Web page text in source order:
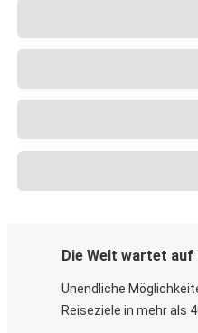
Die Welt wartet auf
Unendliche
Reiseziele in mehr als